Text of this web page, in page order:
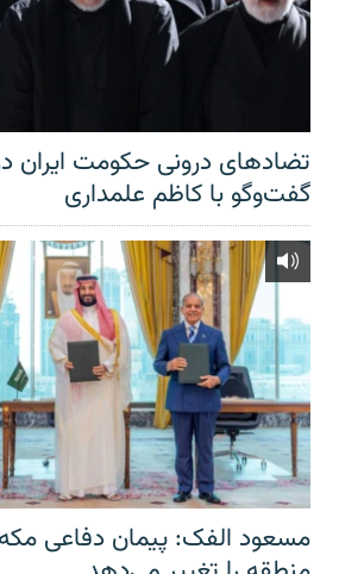
تضادهای درونی حکومت ایران
گفت‌‌وگو با کاظم علمداری
مسعود الفک: پیمان دفاعی